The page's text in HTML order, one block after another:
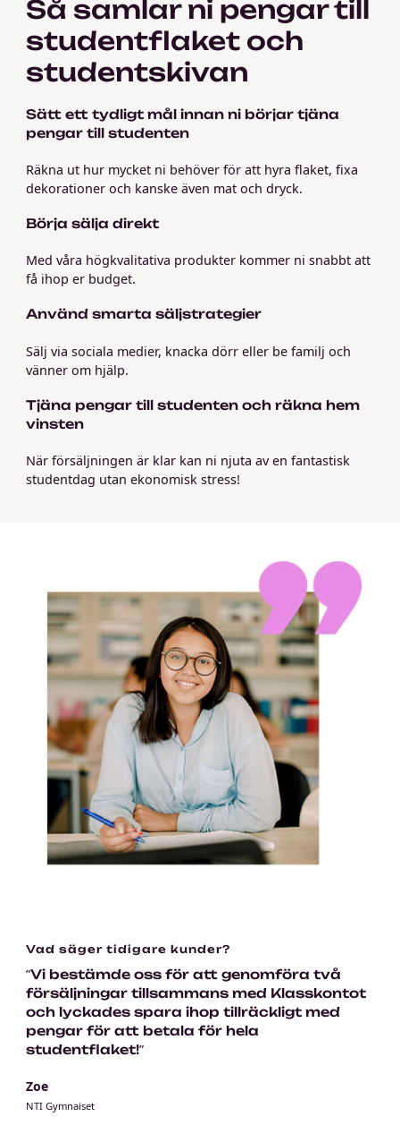
Så samlar ni pengar till
studentflaket och
studentskivan
Sätt ett tydligt mål innan ni börjar tjäna
pengar till studenten
Räkna ut hur mycket ni behöver för att hyra flaket, fixa
dekorationer och kanske även mat och dryck.
Börja sälja direkt
Med våra högkvalitativa produkter kommer ni snabbt att
få ihop er budget.
Använd smarta säljstrategier
Sälj via sociala medier, knacka dörr eller be familj och
vänner om hjälp.
Tjäna pengar till studenten och räkna hem
vinsten
När försäljningen är klar kan ni njuta av en fantastisk
studentdag utan ekonomisk stress!
Vad säger tidigare kunder?
”Vi bestämde oss för att genomföra två
försäljningar tillsammans med Klasskontot
och lyckades spara ihop tillräckligt med
pengar för att betala för hela
studentflaket!”
Zoe
NTI Gymnaiset